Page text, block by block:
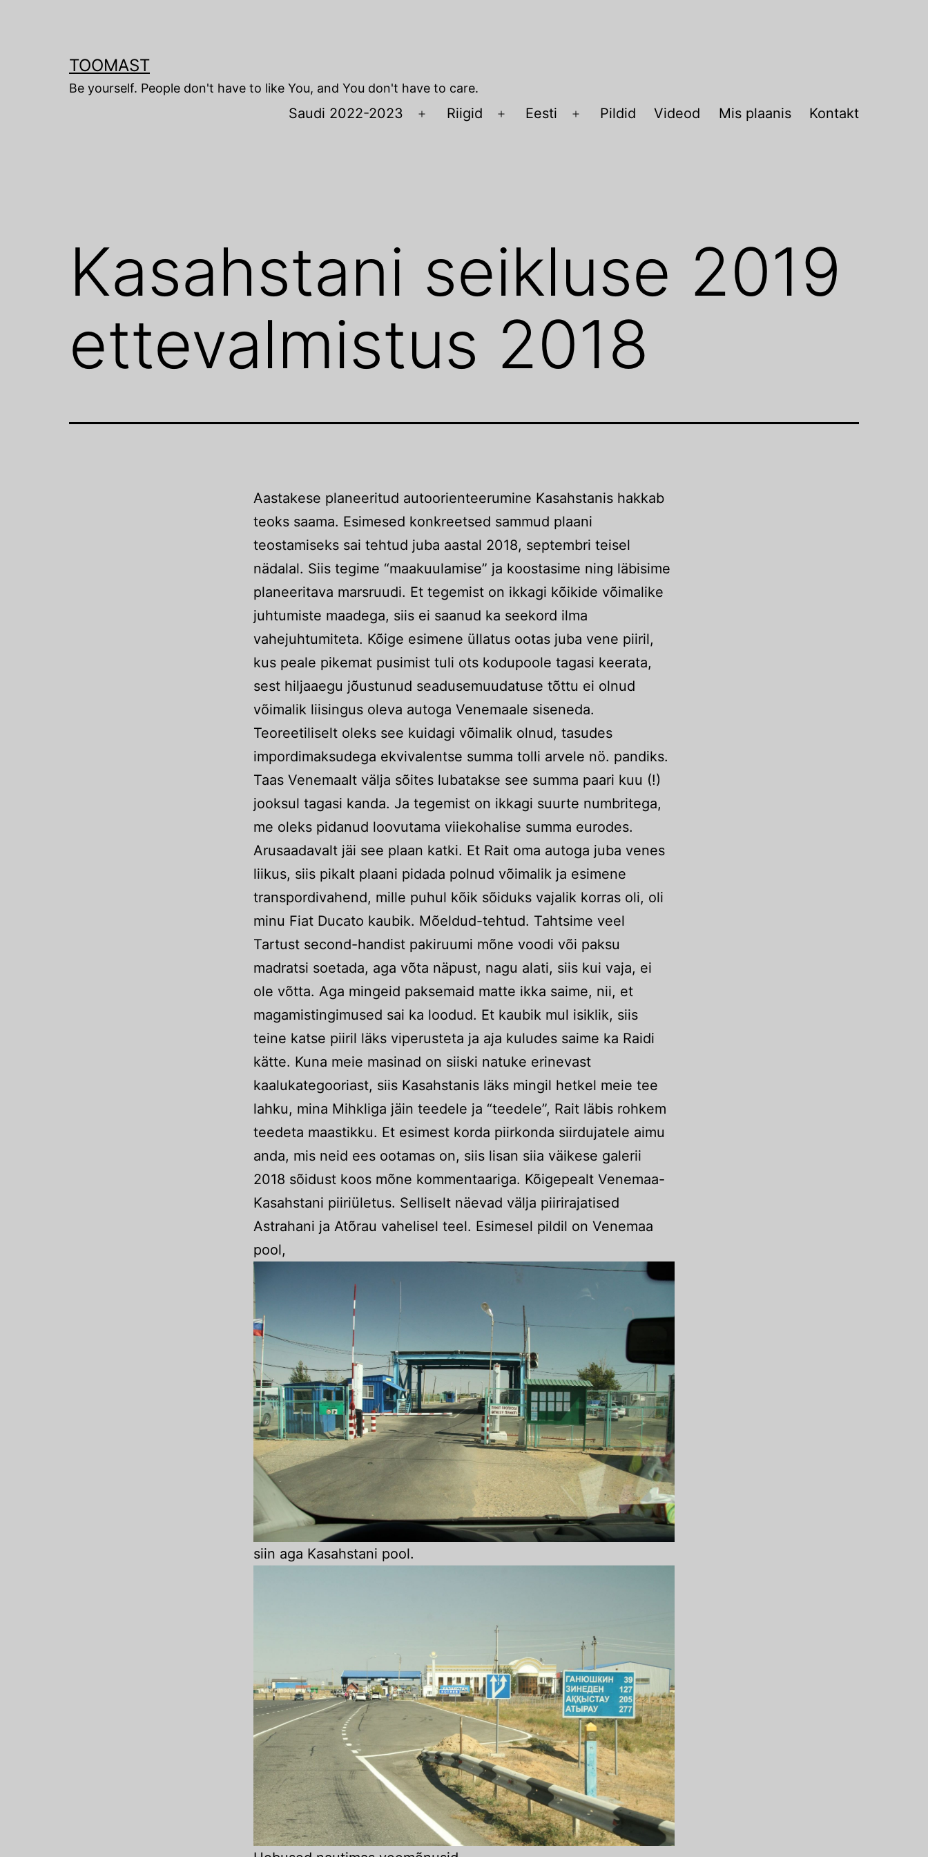
TOOMAST
Be yourself. People don't have to like You, and You don't have to care.
Saudi 2022-2023
Open
Riigid
Open
Eesti
Open
Pildid Videod Mis plaanis Kontakt
Kasahstani seikluse 2019
ettevalmistus 2018
Aastakese planeeritud autoorienteerumine Kasahstanis hakkab
teoks saama. Esimesed konkreetsed sammud plaani
teostamiseks sai tehtud juba aastal 2018, septembri teisel
nädalal. Siis tegime “maakuulamise” ja koostasime ning läbisime
planeeritava marsruudi. Et tegemist on ikkagi kõikide võimalike
juhtumiste maadega, siis ei saanud ka seekord ilma
vahejuhtumiteta. Kõige esimene üllatus ootas juba vene piiril,
kus peale pikemat pusimist tuli ots kodupoole tagasi keerata,
sest hiljaaegu jõustunud seadusemuudatuse tõttu ei olnud
võimalik liisingus oleva autoga Venemaale siseneda.
Teoreetiliselt oleks see kuidagi võimalik olnud, tasudes
impordimaksudega ekvivalentse summa tolli arvele nö. pandiks.
Taas Venemaalt välja sõites lubatakse see summa paari kuu (!)
jooksul tagasi kanda. Ja tegemist on ikkagi suurte numbritega,
me oleks pidanud loovutama viiekohalise summa eurodes.
Arusaadavalt jäi see plaan katki. Et Rait oma autoga juba venes
liikus, siis pikalt plaani pidada polnud võimalik ja esimene
transpordivahend, mille puhul kõik sõiduks vajalik korras oli, oli
minu Fiat Ducato kaubik. Mõeldud-tehtud. Tahtsime veel
Tartust second-handist pakiruumi mõne voodi või paksu
madratsi soetada, aga võta näpust, nagu alati, siis kui vaja, ei
ole võtta. Aga mingeid paksemaid matte ikka saime, nii, et
magamistingimused sai ka loodud. Et kaubik mul isiklik, siis
teine katse piiril läks viperusteta ja aja kuludes saime ka Raidi
kätte. Kuna meie masinad on siiski natuke erinevast
kaalukategooriast, siis Kasahstanis läks mingil hetkel meie tee
lahku, mina Mihkliga jäin teedele ja “teedele”, Rait läbis rohkem
teedeta maastikku. Et esimest korda piirkonda siirdujatele aimu
anda, mis neid ees ootamas on, siis lisan siia väikese galerii
2018 sõidust koos mõne kommentaariga. Kõigepealt Venemaa-
Kasahstani piiriületus. Selliselt näevad välja piirirajatised
Astrahani ja Atõrau vahelisel teel. Esimesel pildil on Venemaa
pool,
siin aga Kasahstani pool.